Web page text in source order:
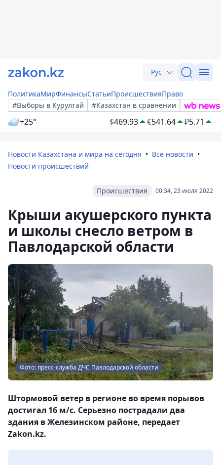
Рус
ПолитикаМирФинансыСтатьиПроисшествияПраво
#Выборы в Курултай
#Казахстан в сравнении
+25° $469.93 €541.64 ₽5.71
Новости Казахстана и мира на сегодня
Все новости
Новости происшествий
00:34, 23 июля 2022
Происшествия
Крыши акушерского пункта
и школы снесло ветром в
Павлодарской области
Фото: пресс-служба ДЧС Павлодарской области
Штормовой ветер в регионе во время порывов
достигал 16 м/с. Серьезно пострадали два
здания в Железинском районе, передает
Zakon.kz.